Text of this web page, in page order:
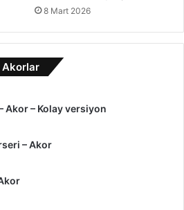
8 Mart 2026
Akorlar
Akor – Kolay versiyon
– Akor